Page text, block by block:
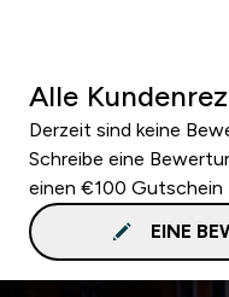
Alle
Derzeit sind keine
Schreibe eine
einen €100 Gutschein
EINE